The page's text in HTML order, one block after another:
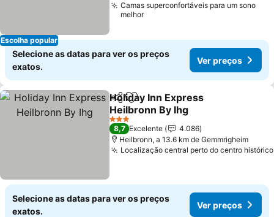
Escolha popular
Camas superconfortáveis para um sono
melhor
Selecione as datas para ver os preços
exatos.
Ver preços
PartilharAdicionar aos favoritos
Holiday Inn Express
Heilbronn By Ihg
3 Estrelas
8,7 Excelente
4.086
Heilbronn, a 13.6 km de Gemmrigheim
Localização central perto do centro histórico
Selecione as datas para ver os preços
exatos.
Ver preços